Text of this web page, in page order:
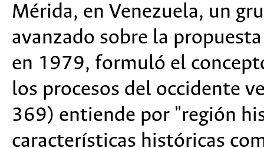
Mérida, en Venezuela, un
avanzado sobre la
en 1979, formuló el
los procesos del occidente
369) entiende por "región
características históricas